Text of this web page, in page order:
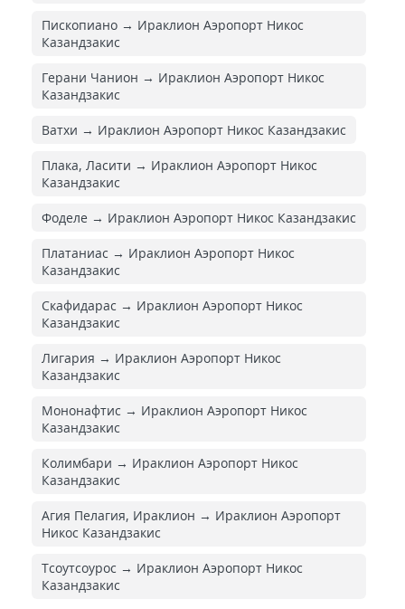
Пископиано → Ираклион Аэропорт Никос
Казандзакис
Герани Чанион → Ираклион Аэропорт Никос
Казандзакис
Ватхи → Ираклион Аэропорт Никос Казандзакис
Плака, Ласити → Ираклион Аэропорт Никос
Казандзакис
Фоделе → Ираклион Аэропорт Никос Казандзакис
Платаниас → Ираклион Аэропорт Никос
Казандзакис
Скафидарас → Ираклион Аэропорт Никос
Казандзакис
Лигария → Ираклион Аэропорт Никос
Казандзакис
Мононафтис → Ираклион Аэропорт Никос
Казандзакис
Колимбари → Ираклион Аэропорт Никос
Казандзакис
Агия Пелагия, Ираклион → Ираклион Аэропорт
Никос Казандзакис
Тсоутсоурос → Ираклион Аэропорт Никос
Казандзакис